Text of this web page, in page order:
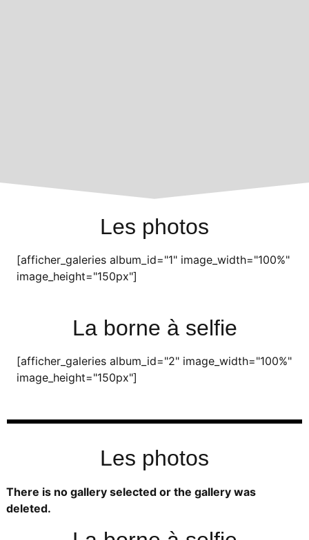
Les photos
[afficher_galeries album_id="1" image_width="100%"
image_height="150px"]
La borne à selfie
[afficher_galeries album_id="2" image_width="100%"
image_height="150px"]
Les photos
There is no gallery selected or the gallery was
deleted.